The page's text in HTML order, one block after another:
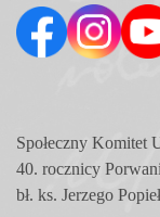
Społeczny Komitet
40. rocznicy
bł. ks. Jerzego